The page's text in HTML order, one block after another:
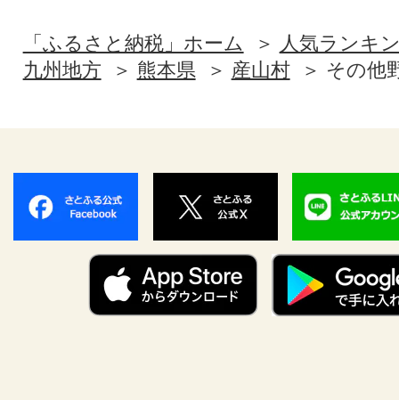
「ふるさと納税」ホーム
人気ランキ
九州地方
熊本県 産山村 その他